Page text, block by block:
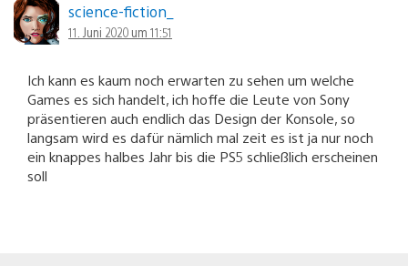
science-fiction_
11. Juni 2020 um 11:51
Ich kann es kaum noch erwarten zu sehen um welche
Games es sich handelt, ich hoffe die Leute von Sony
präsentieren auch endlich das Design der Konsole, so
langsam wird es dafür nämlich mal zeit es ist ja nur noch
ein knappes halbes Jahr bis die PS5 schließlich erscheinen
soll